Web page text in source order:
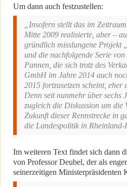
Um dann auch festzustellen:
„Insofern stellt das im
Mitte 2009 realisierte, aber –
gründlich misslungene Projekt
und die nachfolgende Serie
Pannen, die sich trotz des
GmbH im Jahre 2014 auch
2015 fortzusetzen scheint, eher
Denn seit nunmehr über sechs
zugleich die Diskussion um die
Zukunft dieser Rennstrecke in
die Landespolitik in Rheinland-
Im weiteren Text findet sich dann
von Professor Deubel, der als
seinerzeitigen Ministerpräsidenten